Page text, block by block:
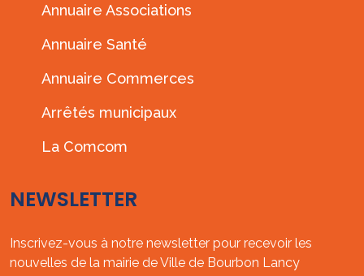
Annuaire Associations
Annuaire Santé
Annuaire Commerces
Arrêtés municipaux
La Comcom
NEWSLETTER
Inscrivez-vous à notre newsletter pour recevoir les
nouvelles de la mairie de Ville de Bourbon Lancy